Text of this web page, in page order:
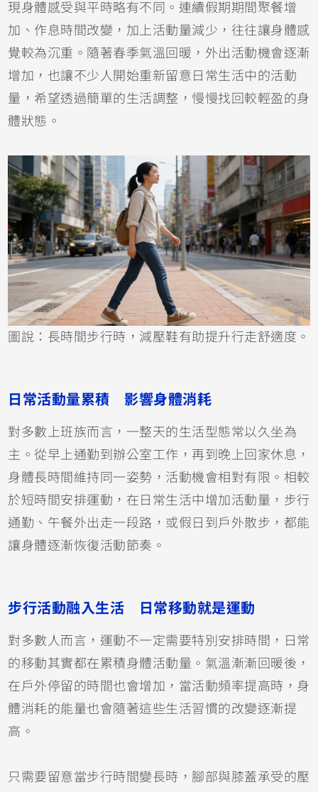
現身體感受與平時略有不同。連續假期期間聚餐增
加、作息時間改變，加上活動量減少，往往讓身體感
覺較為沉重。隨著春季氣溫回暖，外出活動機會逐漸
增加，也讓不少人開始重新留意日常生活中的活動
量，希望透過簡單的生活調整，慢慢找回較輕盈的身
體狀態。
圖說：長時間步行時，減壓鞋有助提升行走舒適度。
日常活動量累積 影響身體消耗
對多數上班族而言，一整天的生活型態常以久坐為
主。從早上通勤到辦公室工作，再到晚上回家休息，
身體長時間維持同一姿勢，活動機會相對有限。相較
於短時間安排運動，在日常生活中增加活動量，步行
通勤、午餐外出走一段路，或假日到戶外散步，都能
讓身體逐漸恢復活動節奏。
步行活動融入生活 日常移動就是運動
對多數人而言，運動不一定需要特別安排時間，日常
的移動其實都在累積身體活動量。氣溫漸漸回暖後，
在戶外停留的時間也會增加，當活動頻率提高時，身
體消耗的能量也會隨著這些生活習慣的改變逐漸提
高。
只需要留意當步行時間變長時，腳部與膝蓋承受的壓